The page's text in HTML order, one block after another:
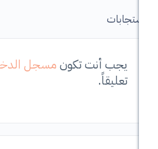
تكونمسجل الدخوللتضيف